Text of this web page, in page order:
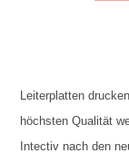
Leiterplatten
höchsten Qualität
Intectiv nach den